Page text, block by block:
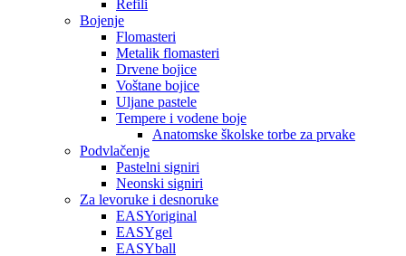
Refili
Bojenje
Flomasteri
Metalik flomasteri
Drvene bojice
Voštane bojice
Uljane pastele
Tempere i vodene boje
Anatomske školske torbe za prvake
Podvlačenje
Pastelni signiri
Neonski signiri
Za levoruke i desnoruke
EASYoriginal
EASYgel
EASYball